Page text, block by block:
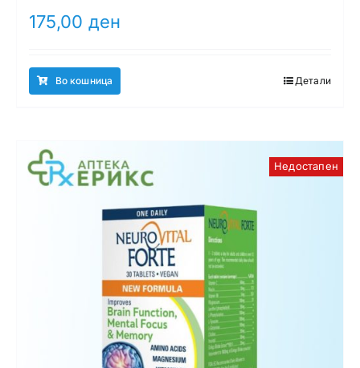
175,00 ден
Во кошница Детали
Недостапен